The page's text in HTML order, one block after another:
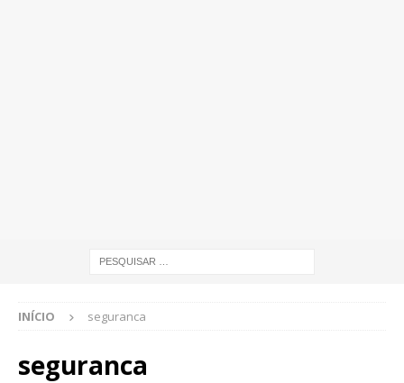
INÍCIO seguranca
seguranca